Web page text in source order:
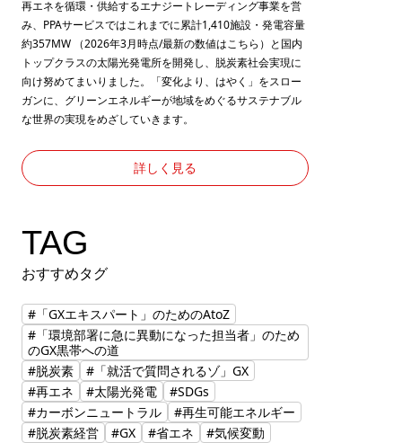
再エネを循環・供給するエナジートレーディング事業を営
み、PPAサービスではこれまでに累計1,410施設・発電容量
約357MW （2026年3月時点/最新の数値はこちら ）と国内
トップクラスの太陽光発電所を開発し、脱炭素社会実現に
向け努めてまいりました。「変化より、はやく」をスロー
ガンに、グリーンエネルギーが地域をめぐるサステナブル
な世界の実現をめざしていきます。
詳しく見る
TAG
おすすめタグ
#「GXエキスパート」のためのAtoZ
#「環境部署に急に異動になった担当者」のため
のGX黒帯への道
#脱炭素
#「就活で質問されるゾ」GX
#再エネ
#太陽光発電
#SDGs
#カーボンニュートラル
#再生可能エネルギー
#脱炭素経営
#GX #省エネ
#気候変動